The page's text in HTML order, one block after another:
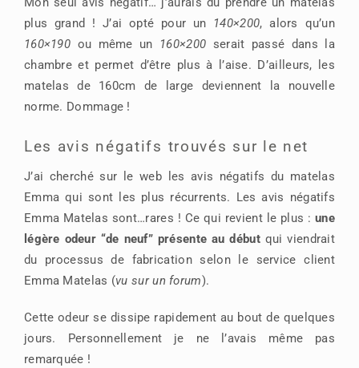
plus grand ! J’ai opté pour un
140×200, alors qu’un
160×190 ou même un 160×200 serait passé dans la
chambre et permet d’être plus à l’aise. D’ailleurs, les
matelas de 160cm de large deviennent la nouvelle
norme. Dommage !
Les avis négatifs trouvés sur le net
J’ai cherché sur le web les avis négatifs du matelas
Emma qui sont les plus récurrents. Les avis négatifs
Emma Matelas sont…rares ! Ce qui revient le plus :une
légère odeur “de neuf” présente au débutqui viendrait
du processus de fabrication selon le service client
Emma Matelas (vu sur un forum).
Cette odeur se dissipe rapidement au bout de quelques
jours. Personnellement je ne l’avais même pas
remarquée !